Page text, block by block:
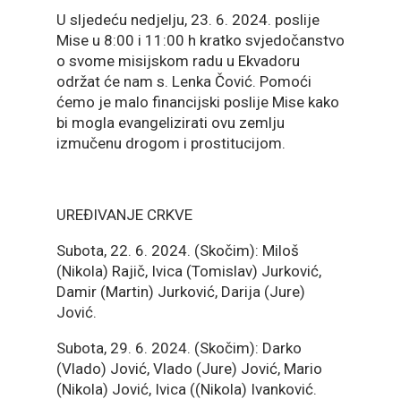
U sljedeću nedjelju, 23. 6. 2024. poslije
Mise u 8:00 i 11:00 h kratko svjedočanstvo
o svome misijskom radu u Ekvadoru
održat će nam s. Lenka Čović. Pomoći
ćemo je malo financijski poslije Mise kako
bi mogla evangelizirati ovu zemlju
izmučenu drogom i prostitucijom.
UREĐIVANJE CRKVE
Subota, 22. 6. 2024. (Skočim): Miloš
(Nikola) Rajič, Ivica (Tomislav) Jurković,
Damir (Martin) Jurković, Darija (Jure)
Jović.
Subota, 29. 6. 2024. (Skočim): Darko
(Vlado) Jović, Vlado (Jure) Jović, Mario
(Nikola) Jović, Ivica ((Nikola) Ivanković.